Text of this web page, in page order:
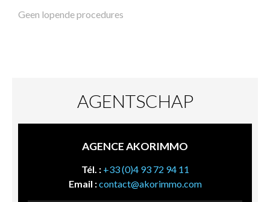
Geen lopende procedures
AGENTSCHAP
AGENCE AKORIMMO
Tél. : +33 (0)4 93 72 94 11
Email :contact@akorimmo.com